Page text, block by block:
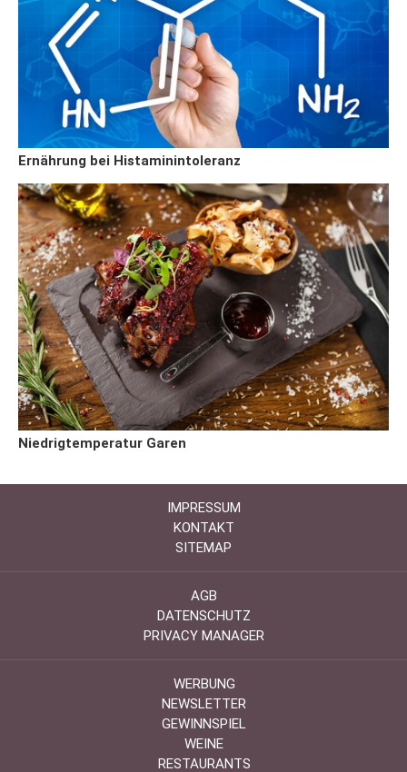
Ernährung bei Histaminintoleranz
Niedrigtemperatur Garen
IMPRESSUM
KONTAKT
SITEMAP
AGB
DATENSCHUTZ
PRIVACY MANAGER
WERBUNG
NEWSLETTER
GEWINNSPIEL
WEINE
RESTAURANTS